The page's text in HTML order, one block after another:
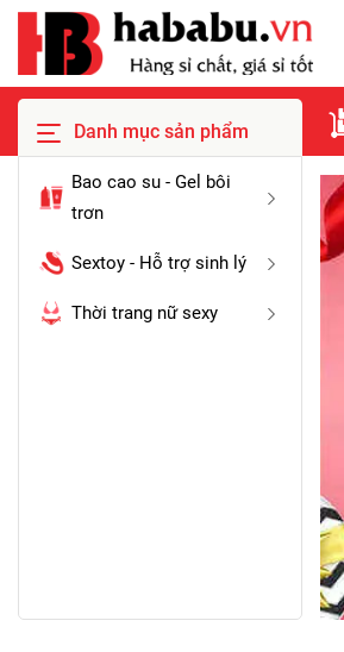
Danh mục sản phẩm
Bao cao su - Gel bôi
trơn
Sextoy - Hỗ trợ sinh lý
Thời trang nữ sexy